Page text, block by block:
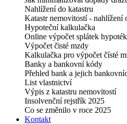
Nahlížení do katastru
Katastr nemovitostí - nahlížení
Hypoteční kalkulačka
Online výpočet splátek
Výpočet čisté mzdy
Kalkulačka pro výpočet čísté
Banky a bankovní kódy
Přehled bank a jejich
List vlastnictví
Výpis z katastru nemovitostí
Insolvenční rejstřík 2025
Co se změnilo v roce 2025
Kontakt